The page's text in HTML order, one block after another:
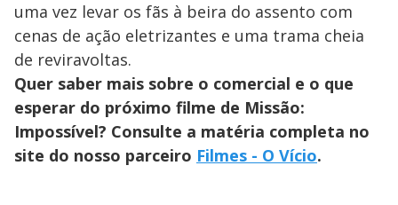
uma vez levar os fãs à beira do assento com
cenas de ação eletrizantes e uma trama cheia
de reviravoltas.
Quer saber mais sobre o comercial e o que
esperar do próximo filme de Missão:
Impossível? Consulte a matéria completa no
site do nosso parceiro Filmes - O Vício.